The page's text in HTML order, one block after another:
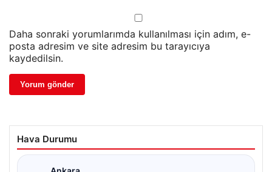
Daha sonraki yorumlarımda kullanılması için adım, e-
posta adresim ve site adresim bu tarayıcıya
kaydedilsin.
Hava Durumu